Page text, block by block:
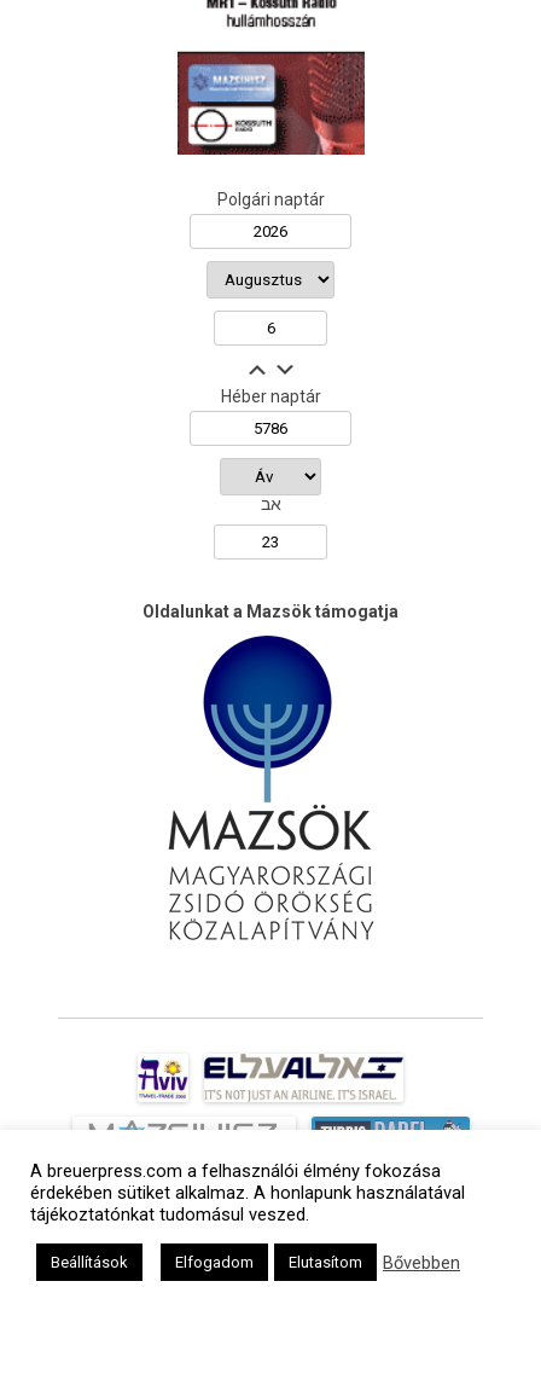
Polgári naptár
Héber naptár
אב
Oldalunkat a Mazsök támogatja
A breuerpress.com a felhasználói élmény fokozása
érdekében sütiket alkalmaz. A honlapunk használatával
tájékoztatónkat tudomásul veszed.
Beállítások Elfogadom Elutasítom Bővebben